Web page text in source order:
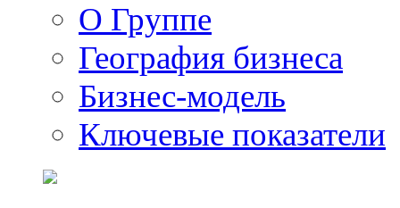
О Группе
География бизнеса
Бизнес-модель
Ключевые показатели